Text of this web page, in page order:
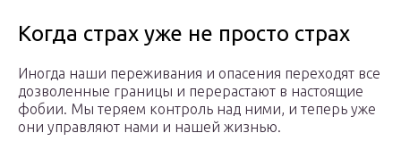
Когда страх уже не просто страх
Иногда наши переживания и опасения переходят все
дозволенные границы и перерастают в настоящие
фобии. Мы теряем контроль над ними, и теперь уже
они управляют нами и нашей жизнью.